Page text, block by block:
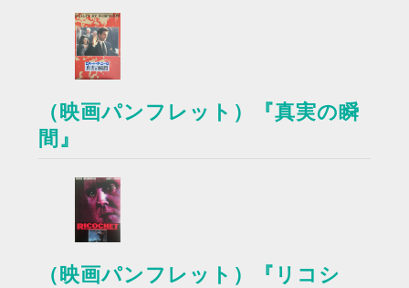
（映画パンフレット）『真実の瞬
間』
（映画パンフレット）『リコシ